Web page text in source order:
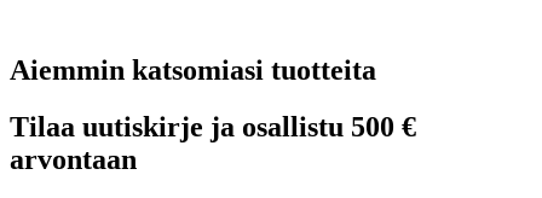
Aiemmin katsomiasi tuotteita
Tilaa uutiskirje ja osallistu 500 €
arvontaan